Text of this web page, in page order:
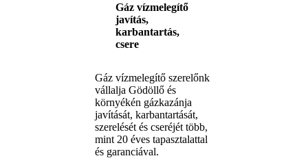
Gáz vízmelegítő
javítás,
karbantartás,
csere
Gáz vízmelegítő szerelőnk
vállalja Gödöllő és
környékén gázkazánja
javítását, karbantartását,
szerelését és cseréjét több,
mint 20 éves tapasztalattal
és garanciával.